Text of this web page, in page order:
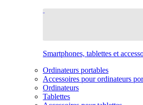
Smartphones, tablettes et
Ordinateurs portables
Accessoires pour ordinateurs
Ordinateurs
Tablettes